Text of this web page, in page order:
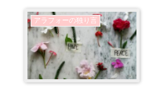
アラフォーの独り言